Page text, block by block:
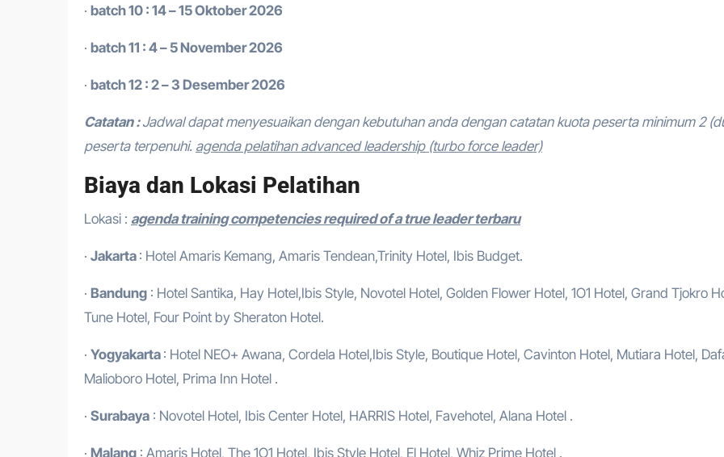
· batch 10 : 14 – 15 Oktober 2026
· batch 11 : 4 – 5 November 2026
· batch 12 : 2 – 3 Desember 2026
Catatan :Jadwal dapat menyesuaikan dengan kebutuhan anda dengan catatan kuota peserta minimum 2
peserta terpenuhi. agenda pelatihan advanced leadership (turbo force leader)
Biaya dan Lokasi Pelatihan
Lokasi : agenda training competencies required of a true leader terbaru
· Jakarta : Hotel Amaris Kemang, Amaris Tendean,Trinity Hotel, Ibis Budget.
· Bandung : Hotel Santika, Hay Hotel,Ibis Style, Novotel Hotel, Golden Flower Hotel, 1O1 Hotel, Grand Tjokro
Tune Hotel, Four Point by Sheraton Hotel.
· Yogyakarta : Hotel NEO+ Awana, Cordela Hotel,Ibis Style, Boutique Hotel, Cavinton Hotel, Mutiara Hotel,
Malioboro Hotel, Prima Inn Hotel .
· Surabaya : Novotel Hotel, Ibis Center Hotel, HARRIS Hotel, Favehotel, Alana Hotel .
· Malang : Amaris Hotel, The 1O1 Hotel, Ibis Style Hotel, El Hotel, Whiz Prime Hotel .